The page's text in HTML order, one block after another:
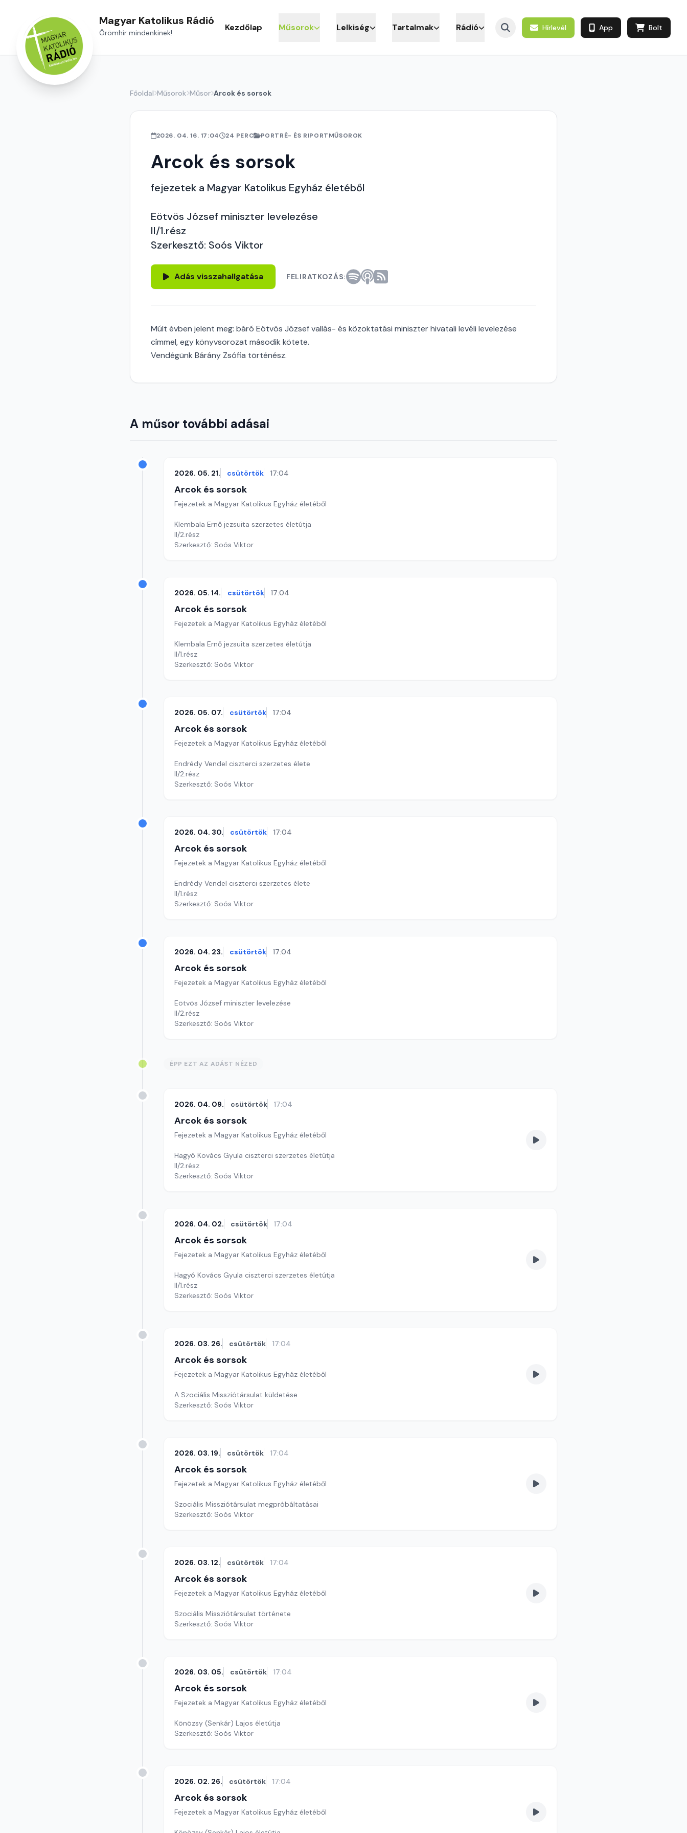
Magyar Katolikus Rádió
Örömhír mindenkinek! Kezdőlap Műsorok Lelkiség Tartalmak Rádió Hírlevél App Bolt
Főoldal Műsorok Műsor Arcok és sorsok
2026. 04. 16. 17:04 24 PERC PORTRÉ- ÉS RIPORTMŰSOROK
Arcok és sorsok
fejezetek a Magyar Katolikus Egyház életéből
Eötvös József miniszter levelezése
II/1.rész
Szerkesztő: Soós Viktor
Adás visszahallgatása FELIRATKOZÁS:
Múlt évben jelent meg: báró Eötvös József vallás- és közoktatási miniszter hivatali levéli levelezése
címmel, egy könyvsorozat második kötete.
Vendégünk Bárány Zsófia történész.
A műsor további adásai
2026. 05. 21. csütörtök 17:04
Arcok és sorsok
Fejezetek a Magyar Katolikus Egyház életéből
Klembala Ernő jezsuita szerzetes életútja
II/2.rész
Szerkesztő: Soós Viktor
2026. 05. 14. csütörtök 17:04
Arcok és sorsok
Fejezetek a Magyar Katolikus Egyház életéből
Klembala Ernő jezsuita szerzetes életútja
II/1.rész
Szerkesztő: Soós Viktor
2026. 05. 07. csütörtök 17:04
Arcok és sorsok
Fejezetek a Magyar Katolikus Egyház életéből
Endrédy Vendel ciszterci szerzetes élete
II/2.rész
Szerkesztő: Soós Viktor
2026. 04. 30. csütörtök 17:04
Arcok és sorsok
Fejezetek a Magyar Katolikus Egyház életéből
Endrédy Vendel ciszterci szerzetes élete
II/1.rész
Szerkesztő: Soós Viktor
2026. 04. 23. csütörtök 17:04
Arcok és sorsok
Fejezetek a Magyar Katolikus Egyház életéből
Eötvös József miniszter levelezése
II/2.rész
Szerkesztő: Soós Viktor
ÉPP EZT AZ ADÁST NÉZED
2026. 04. 09. csütörtök 17:04
Arcok és sorsok
Fejezetek a Magyar Katolikus Egyház életéből
Hagyó Kovács Gyula ciszterci szerzetes életútja
II/2.rész
Szerkesztő: Soós Viktor
2026. 04. 02. csütörtök 17:04
Arcok és sorsok
Fejezetek a Magyar Katolikus Egyház életéből
Hagyó Kovács Gyula ciszterci szerzetes életútja
II/1.rész
Szerkesztő: Soós Viktor
2026. 03. 26. csütörtök 17:04
Arcok és sorsok
Fejezetek a Magyar Katolikus Egyház életéből
A Szociális Missziótársulat küldetése
Szerkesztő: Soós Viktor
2026. 03. 19. csütörtök 17:04
Arcok és sorsok
Fejezetek a Magyar Katolikus Egyház életéből
Szociális Missziótársulat megpróbáltatásai
Szerkesztő: Soós Viktor
2026. 03. 12. csütörtök 17:04
Arcok és sorsok
Fejezetek a Magyar Katolikus Egyház életéből
Szociális Missziótársulat története
Szerkesztő: Soós Viktor
2026. 03. 05. csütörtök 17:04
Arcok és sorsok
Fejezetek a Magyar Katolikus Egyház életéből
Könözsy (Senkár) Lajos életútja
Szerkesztő: Soós Viktor
2026. 02. 26. csütörtök 17:04
Arcok és sorsok
Fejezetek a Magyar Katolikus Egyház életéből